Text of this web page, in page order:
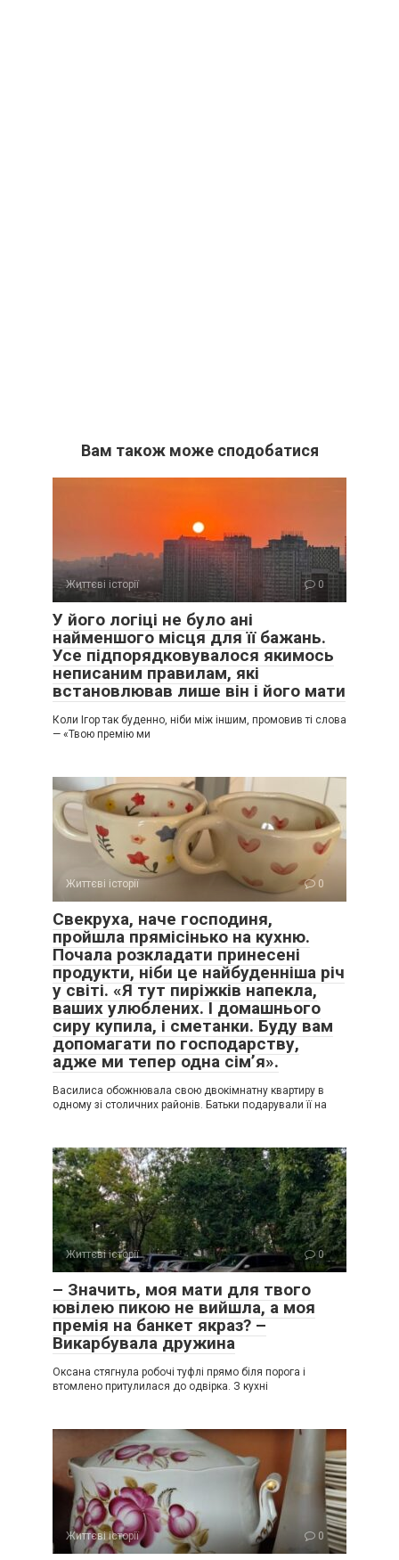
Вам також може сподобатися
Життєві історії 0
У його логіці не було ані
найменшого місця для її бажань.
Усе підпорядковувалося якимось
неписаним правилам, які
встановлював лише він і його мати
Коли Ігор так буденно, ніби між іншим, промовив ті слова
— «Твою премію ми
Життєві історії 0
Свекруха, наче господиня,
пройшла прямісінько на кухню.
Почала розкладати принесені
продукти, ніби це найбуденніша річ
у світі. «Я тут пиріжків напекла,
ваших улюблених. І домашнього
сиру купила, і сметанки. Буду вам
допомагати по господарству,
адже ми тепер одна сім’я».
Василиса обожнювала свою двокімнатну квартиру в
одному зі столичних районів. Батьки подарували її на
Життєві історії 0
– Значить, моя мати для твого
ювілею пикою не вийшла, а моя
премія на банкет якраз? –
Викарбувала дружина
Оксана стягнула робочі туфлі прямо біля порога і
втомлено притулилася до одвірка. З кухні
Життєві історії 0